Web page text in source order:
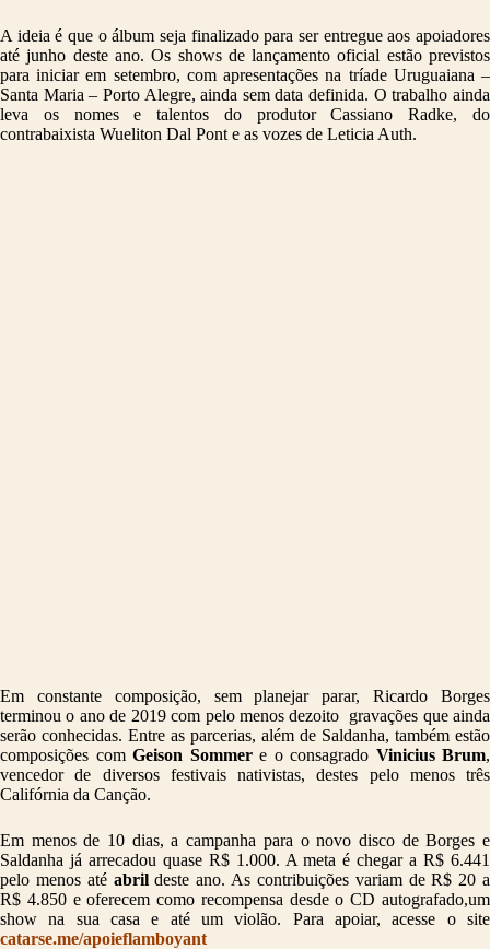
A ideia é que o álbum seja finalizado para ser entregue aos apoiadores
até junho deste ano. Os shows de lançamento oficial estão previstos
para iniciar em setembro, com apresentações na tríade Uruguaiana –
Santa Maria – Porto Alegre, ainda sem data definida. O trabalho ainda
leva os nomes e talentos do produtor Cassiano Radke, do
contrabaixista Wueliton Dal Pont e as vozes de Leticia Auth.
Em constante composição, sem planejar parar, Ricardo Borges
terminou o ano de 2019 com pelo menos dezoito gravações que ainda
serão conhecidas. Entre as parcerias, além de Saldanha, também estão
composições com Geison Sommere o consagrado Vinicius Brum,
vencedor de diversos festivais nativistas, destes pelo menos três
Califórnia da Canção.
Em menos de 10 dias, a campanha para o novo disco de Borges e
Saldanha já arrecadou quase R$ 1.000. A meta é chegar a R$ 6.441
pelo menos até abrildeste ano. As contribuições variam de R$ 20 a
R$ 4.850 e oferecem como recompensa desde o CD autografado,um
show na sua casa e até um violão. Para apoiar, acesse o site
catarse.me/apoieflamboyant